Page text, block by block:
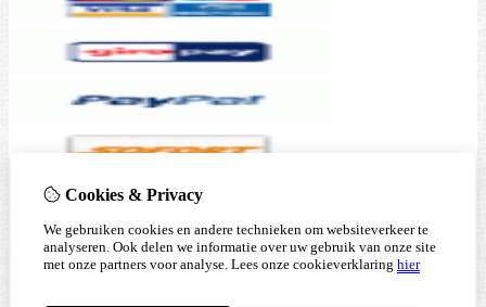
Cookies & Privacy
We gebruiken cookies en andere technieken om websiteverkeer te
analyseren. Ook delen we informatie over uw gebruik van onze site
met onze partners voor analyse. Lees onze cookieverklaring hier